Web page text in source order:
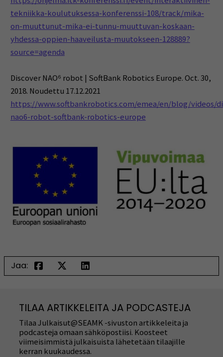
tekniikka-koulutuksessa-konferenssi-108/track/mika-
on-muuttunut-mika-ei-tunnu-muuttuvan-koskaan-
yhdessa-oppien-haaveilusta-muutokseen-128889?
source=agenda
Discover NAO⁶ robot | SoftBank Robotics Europe. Oct. 30,
2018. Noudettu 17.12.2021
https://www.softbankrobotics.com/emea/en/blog/videos/
nao6-robot-softbank-robotics-europe
Jaa:
TILAA ARTIKKELEITA JA PODCASTEJA
Tilaa Julkaisut@SEAMK -sivuston artikkeleita ja
podcasteja omaan sähköpostiisi. Koosteet
viimeisimmistä julkaisuista lähetetään tilaajille
kerran kuukaudessa.